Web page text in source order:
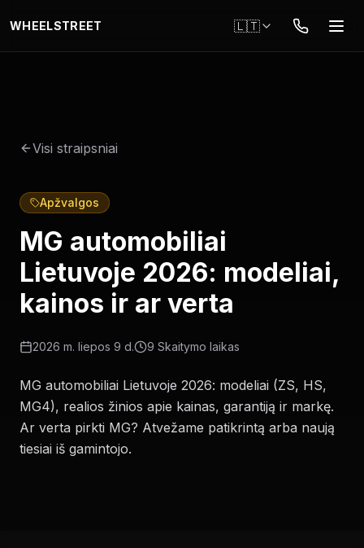
WHEELSTREET 🇱🇹
Visi straipsniai
Apžvalgos
MG automobiliai
Lietuvoje 2026: modeliai,
kainos ir ar verta
2026 m. liepos 9 d. 9 Skaitymo laikas
MG automobiliai Lietuvoje 2026: modeliai (ZS, HS,
MG4), realios žinios apie kainas, garantiją ir markę.
Ar verta pirkti MG? Atvežame patikrintą arba naują
tiesiai iš gamintojo.